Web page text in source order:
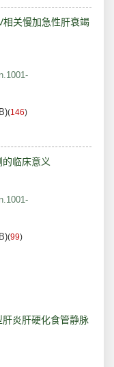
相关慢加急性肝衰竭
(146)
临床意义
(99)
炎肝硬化食管静脉